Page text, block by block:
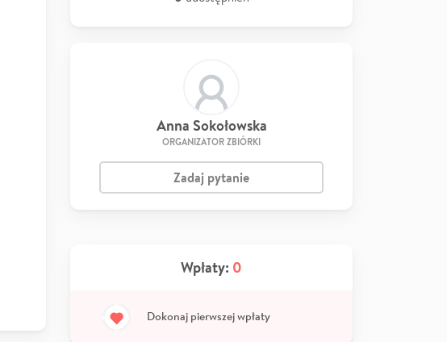
Anna Sokołowska
ORGANIZATOR ZBIÓRKI
Zadaj pytanie
Wpłaty: 0
Dokonaj pierwszej wpłaty